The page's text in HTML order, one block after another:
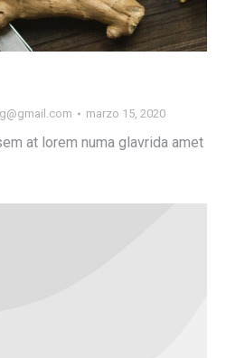
marzo 15, 2020
at lorem numa glavrida amet